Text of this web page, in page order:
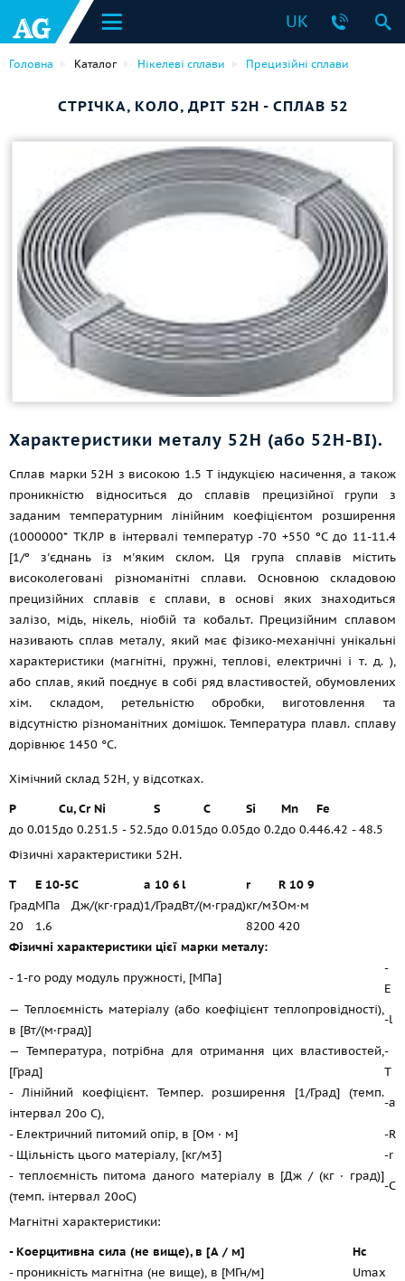
UK
Головна Каталог Нікелеві сплави Прецизійні сплави
СТРІЧКА, КОЛО, ДРІТ 52Н - СПЛАВ 52
Характеристики металу 52Н (або 52Н-ВІ).
Сплав марки 52Н з високою 1.5 Т індукцією насичення, а також
проникністю відноситься до сплавів прецизійної групи з
заданим температурним лінійним коефіцієнтом розширення
(1000000* ТКЛР в інтервалі температур -70 +550 ºC до 11-11.4
[1/º з'єднань із м'яким склом. Ця група сплавів містить
високолеговані різноманітні сплави. Основною складовою
прецизійних сплавів є сплави, в основі яких знаходиться
залізо, мідь, нікель, ніобій та кобальт. Прецизійним сплавом
називають сплав металу, який має фізико-механічні унікальні
характеристики (магнітні, пружні, теплові, електричні і т. д.),
або сплав, який поєднує в собі ряд властивостей, обумовлених
хім. складом, ретельністю обробки, виготовлення та
відсутністю різноманітних домішок. Температура плавл. сплаву
дорівнює 1450 °C.
Хімічний склад 52Н, у відсотках.
P
Cu, Cr Ni S C Si Mn
Fe
до 0.015до 0.251.5 - 52.5до 0.015до 0.05до 0.2до 0.446.42 - 48.5
Фізичні характеристики 52Н.
T
E 10-5C a 10 6 l r
R 10 9
ГрадМПа Дж/(кг·град)1/ГрадВт/(м·град)кг/м3Ом·м
20
1.6 8200 420
Фізичні характеристики цієї марки металу:
- 1-го роду модуль пружності, [МПа]
-
E
— Теплоємність матеріалу (або коефіцієнт теплопровідності),
в [Вт/(м·град)]
-l
— Температура, потрібна для отримання цих властивостей,
[Град]
-
T
- Лінійний коефіцієнт. Темпер. розширення [1/Град] (темп.
інтервал 20o С),
-a
- Електричний питомий опір, в [Ом · м]
-R
- Щільність цього матеріалу, [кг/м3]
-r
- теплоємність питома даного матеріалу в [Дж / (кг · град)]
(темп. інтервал 20oС)
-C
Магнітні характеристики:
- Коерцитивна сила (не вище), в [А / м]
Hc
- проникність магнітна (не вище), в [МГн/м]
Umax